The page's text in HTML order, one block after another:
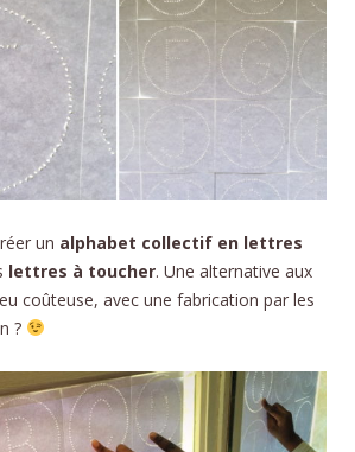
un alphabet collectif en lettres
lettres à toucher. Une alternative aux
coûteuse, avec une fabrication par les
?